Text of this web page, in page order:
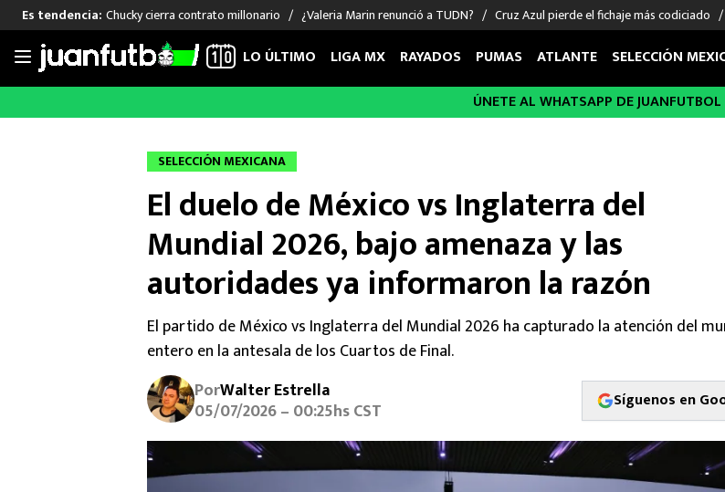
Saltar
Es tendencia: Chucky cierra contrato millonario ¿Valeria Marin renunció a TUDN? Cruz Azul pierde el fichaje más codiciado
LIGA MX
Chivas de Guadalajara
Liga MX Femenil
FUT INTERNACIONAL
Las Noticias
Selección Mexicana
Champions League
Europa League
Real Madrid
Barcelona
MEXICANOS EN EL EXTRANJERO
Memo Ochoa
Chino Huerta
Edson Álvarez
Santiago Giménez
FIGURAS
Sergio Ramos
Giorgos Giakoumakis
André Jardine
LO ÚLTIMO LIGA MX RAYADOS PUMAS ATLANTE SELECCIÓN
ÚNETE AL WHATSAPP DE JUANFUTBOL
SELECCIÓN MEXICANA
El duelo de México vs Inglaterra del
Mundial 2026, bajo amenaza y las
autoridades ya informaron la razón
El partido de México vs Inglaterra del Mundial 2026 ha capturado la atención del
entero en la antesala de los Cuartos de Final.
PorWalter Estrella
05/07/2026 – 00:25hs CST Síguenos en